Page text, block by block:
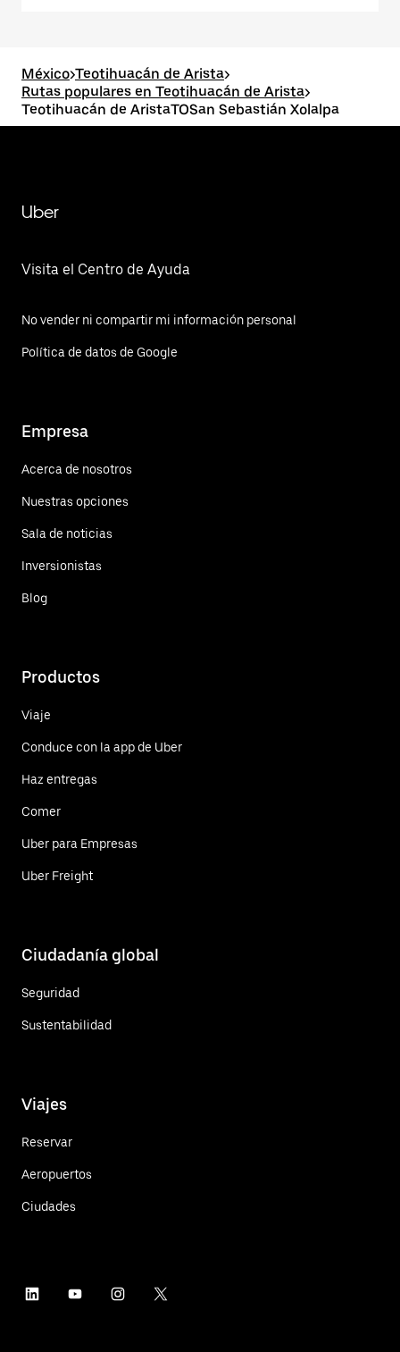
México>Teotihuacán de Arista>
Rutas populares en Teotihuacán de Arista>
Teotihuacán de AristaTOSan Sebastián Xolalpa
Uber
Visita el Centro de Ayuda
No vender ni compartir mi información personal
Política de datos de Google
Empresa
Acerca de nosotros
Nuestras opciones
Sala de noticias
Inversionistas
Blog
Productos
Viaje
Conduce con la app de Uber
Haz entregas
Comer
Uber para Empresas
Uber Freight
Ciudadanía global
Seguridad
Sustentabilidad
Viajes
Reservar
Aeropuertos
Ciudades